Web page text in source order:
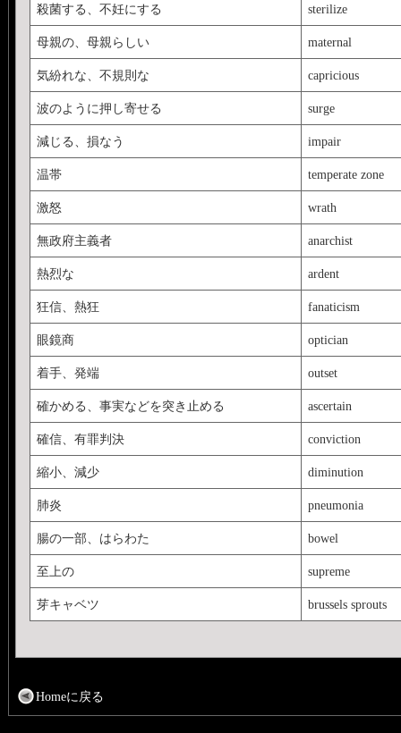
殺菌する、不妊にする sterilize
母親の、母親らしい maternal
気紛れな、不規則な capricious
波のように押し寄せる surge
減じる、損なう impair
温帯 temperate zone
激怒 wrath
無政府主義者 anarchist
熱烈な ardent
狂信、熱狂 fanaticism
眼鏡商 optician
着手、発端 outset
確かめる、事実などを突き止める ascertain
確信、有罪判決 conviction
縮小、減少 diminution
肺炎 pneumonia
腸の一部、はらわた bowel
至上の supreme
芽キャベツ brussels sprouts
Homeに戻る